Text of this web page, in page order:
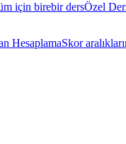
için birebir dersÖzel
HesaplamaSkor